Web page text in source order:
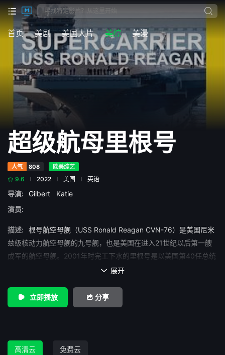
首页 美剧 美国大片 美综 美漫
超级航母里根号
人气 808 欧美综艺
9.6 2022 美国 英语
导演: Gilbert Katie
演员:
描述:
根号航空母舰（USS Ronald Reagan CVN-76）是美国尼米
兹级核动力航空母舰的九号舰，也是美国在进入21世纪以后第一艘
成军的航空母舰。2001年时完工下水的里根号是以美国第40任总统
罗纳德·里根为名，里根总统是带领美国结束冷战时期、非常受美国
名的前美国总统。不过由于新舰下水时里根本人因病无法参加仪
式，因此是由前第一夫人萳西·里根代表出席，里根本人则在航舰正
 展开
立即播放 分享
高清云 免费云